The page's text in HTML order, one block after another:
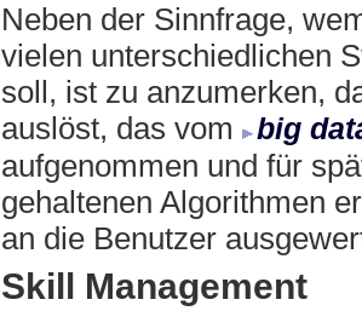
Neben der Sinnfrage,
vielen unterschiedlichen
soll, ist zu anzumerken,
auslöst, das vom
big
aufgenommen und für
gehaltenen Algorithmen
an die Benutzer
Skill Management